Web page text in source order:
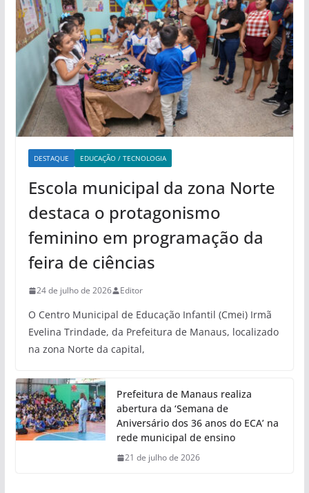
DESTAQUE EDUCAÇÃO / TECNOLOGIA
Escola municipal da zona Norte
destaca o protagonismo
feminino em programação da
feira de ciências
24 de julho de 2026 Editor
O Centro Municipal de Educação Infantil (Cmei) Irmã
Evelina Trindade, da Prefeitura de Manaus, localizado
na zona Norte da capital,
Prefeitura de Manaus realiza
abertura da ‘Semana de
Aniversário dos 36 anos do ECA’ na
rede municipal de ensino
21 de julho de 2026